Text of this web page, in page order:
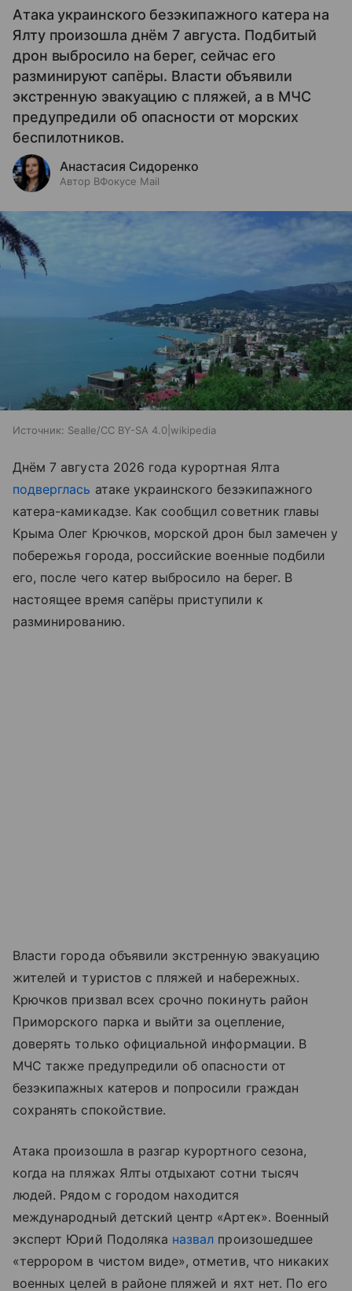
Атака украинского безэкипажного катера на
Ялту произошла днём 7 августа. Подбитый
дрон выбросило на берег, сейчас его
разминируют сапёры. Власти объявили
экстренную эвакуацию с пляжей, а в МЧС
предупредили об опасности от морских
беспилотников.
Анастасия Сидоренко
Автор ВФокусе Mail
Источник: Sealle/CC BY-SA 4.0|wikipedia
Днём 7 августа 2026 года курортная Ялта
подверглась атаке украинского безэкипажного
катера-камикадзе. Как сообщил советник главы
Крыма Олег Крючков, морской дрон был замечен у
побережья города, российские военные подбили
его, после чего катер выбросило на берег. В
настоящее время сапёры приступили к
разминированию.
Власти города объявили экстренную эвакуацию
жителей и туристов с пляжей и набережных.
Крючков призвал всех срочно покинуть район
Приморского парка и выйти за оцепление,
доверять только официальной информации. В
МЧС также предупредили об опасности от
безэкипажных катеров и попросили граждан
сохранять спокойствие.
Атака произошла в разгар курортного сезона,
когда на пляжах Ялты отдыхают сотни тысяч
людей. Рядом с городом находится
международный детский центр «Артек». Военный
эксперт Юрий Подоляка назвал произошедшее
«террором в чистом виде», отметив, что никаких
военных целей в районе пляжей и яхт нет. По его